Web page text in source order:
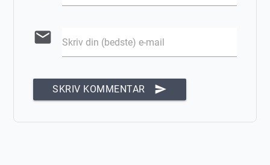
email Skriv din (bedste) e-mail
SKRIV KOMMENTAR send